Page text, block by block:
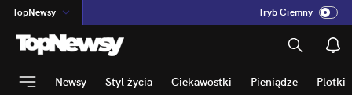
TopNewsy
na:Temat
INN:Poland
ASZ:dziennik
Tryb Ciemny
Newsy Styl życia Ciekawostki Pieniądze Plotki